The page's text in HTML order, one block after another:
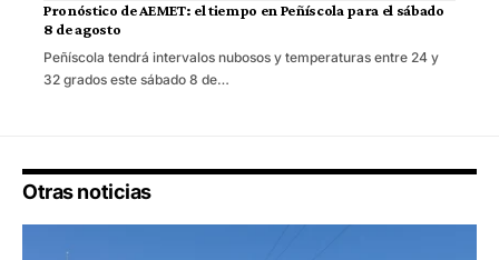
Pronóstico de AEMET: el tiempo en Peñíscola para el sábado
8 de agosto
Peñíscola tendrá intervalos nubosos y temperaturas entre 24 y
32 grados este sábado 8 de…
Otras noticias